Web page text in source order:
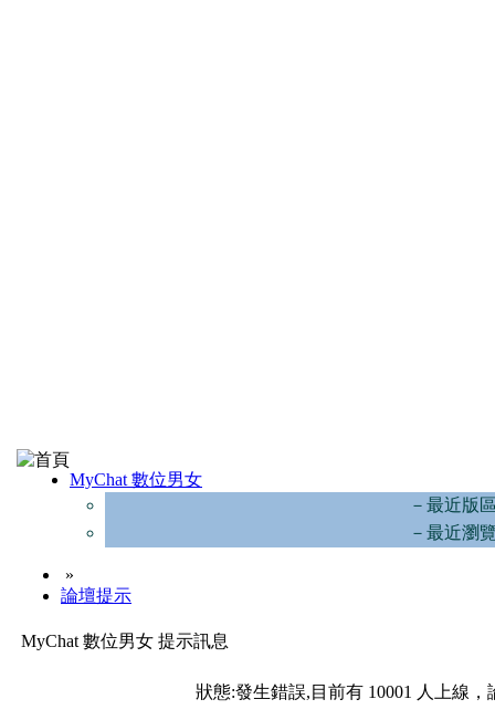
MyChat 數位男女
－最近版
－最近瀏
»
論壇提示
MyChat 數位男女 提示訊息
狀態:發生錯誤,目前有 10001 人上線